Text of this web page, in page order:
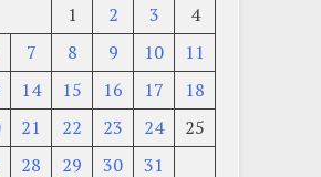
1
2 3
4
7 8 9 10
11
14 15 16 17
18
21 22 23 24
25
28 29 30 31